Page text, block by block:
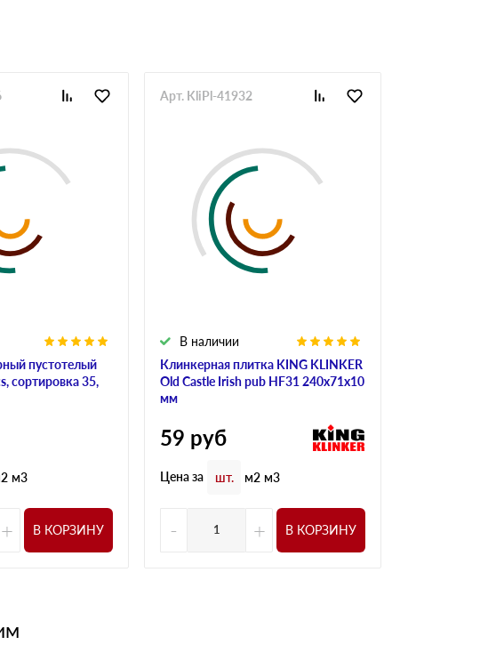
пустотелый
сортировка 35,
м3
+ В КОРЗИНУ
Клинкерная плитка KING KLINKER
Old Castle Irish pub HF31 240х71х10
мм
В наличии
Арт. KliPl-41932
59 руб
Цена за шт. м2 м3
- + В КОРЗИНУ